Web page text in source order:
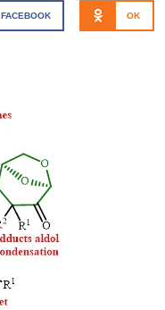
FACEBOOK OK